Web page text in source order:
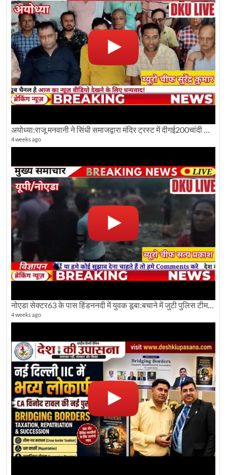
4 weeks ago
नोएडा सेक्टर63 के पास हिंडननदी में युवक डूबा:बचाने में जुटी पुलिस टीम: देखिए पूरी ग्राउंड रिपोर्टिंग
4 weeks ago